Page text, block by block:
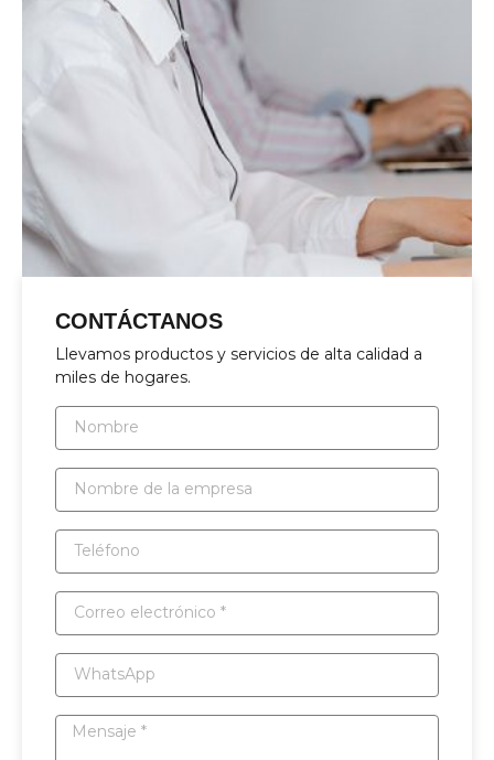
CONTÁCTANOS
Llevamos productos y servicios de alta calidad a
miles de hogares.